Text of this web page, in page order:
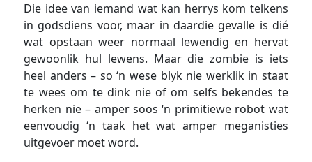
Die idee van iemand wat kan herrys kom telkens
in godsdiens voor, maar in daardie gevalle is dié
wat opstaan weer normaal lewendig en hervat
gewoonlik hul lewens. Maar die zombie is iets
heel anders – so ‘n wese blyk nie werklik in staat
te wees om te dink nie of om selfs bekendes te
herken nie – amper soos ‘n primitiewe robot wat
eenvoudig ‘n taak het wat amper meganisties
uitgevoer moet word.